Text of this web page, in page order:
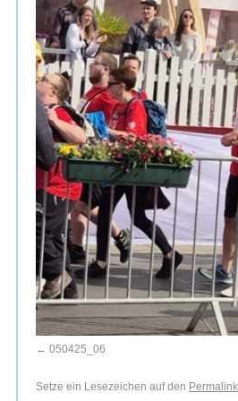
050425_06
Setze ein Lesezeichen auf den Permalink